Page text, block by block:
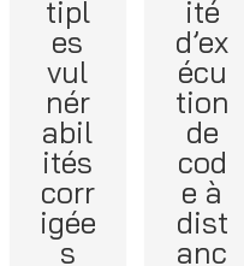
tipl
es
vul
nér
abil
ités
corr
igée
s
ité
d’ex
écu
tion
de
cod
e à
dist
anc